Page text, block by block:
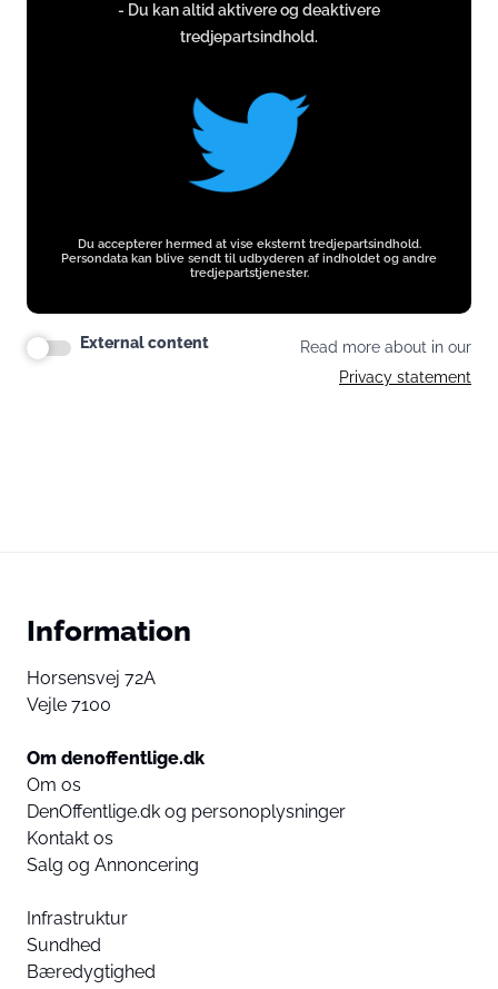
- Du kan altid aktivere og deaktivere
tredjepartsindhold.
Du accepterer hermed at vise eksternt tredjepartsindhold.
Persondata kan blive sendt til udbyderen af indholdet og andre
tredjepartstjenester.
External content
Read more about in our
Privacy statement
Information
Horsensvej 72A
Vejle 7100
Om denoffentlige.dk
Om os
DenOffentlige.dk og personoplysninger
Kontakt os
Salg og Annoncering
Infrastruktur
Sundhed
Bæredygtighed